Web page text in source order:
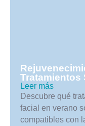
Tratamientos
Leer más
Descubre qué
facial en verano
compatibles con